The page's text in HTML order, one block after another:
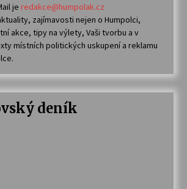
je redakce@humpolak.cz
zajímavosti nejen o Humpolci,
akce, tipy na výlety, Vaši tvorbu a v
místních politických uskupení a reklamu
deník